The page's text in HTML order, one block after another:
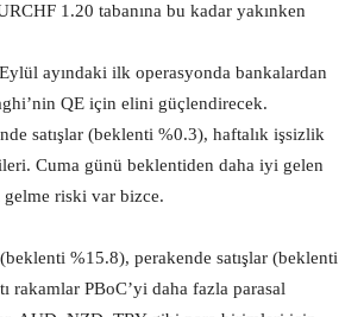
1.20 tabanına bu kadar yakınken
ayındaki ilk operasyonda bankalardan
QE için elini güçlendirecek.
satışlar (beklenti %0.3), haftalık işsizlik
Cuma günü beklentiden daha iyi gelen
gelme riski var bizce.
%15.8), perakende satışlar (beklenti
PBoC’yi daha fazla parasal